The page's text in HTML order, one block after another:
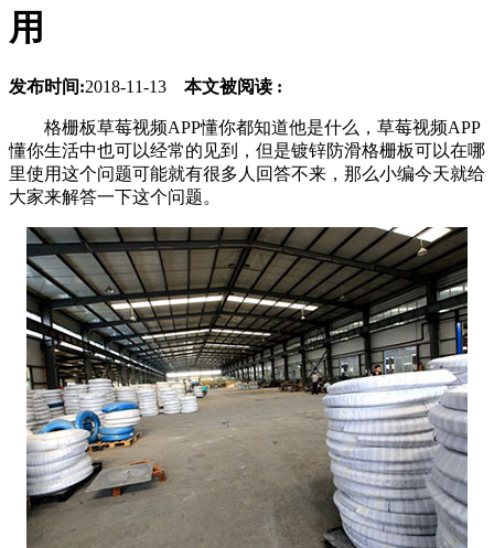
用
发布时间:2018-11-13 本文被阅读 :
格栅板草莓视频APP懂你都知道他是什么，草莓视频APP
懂你生活中也可以经常的见到，但是镀锌防滑格栅板可以在哪
里使用这个问题可能就有很多人回答不来，那么小编今天就给
大家来解答一下这个问题。